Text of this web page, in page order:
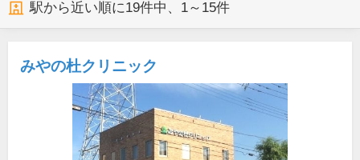
駅から近い順に19件中、 1～15件
みやの杜クリニック